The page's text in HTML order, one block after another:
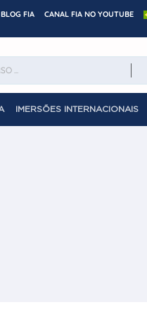
BLOG FIA CANAL FIA NO YOUTUBE
IMERSÕES INTERNACIONAIS